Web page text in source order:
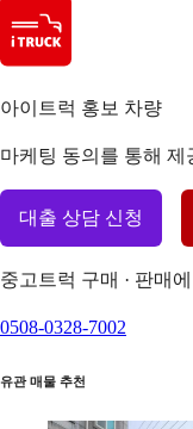
아이트럭 홍보 차량
마케팅 동의를 통해 제
대출 상담 신청
중고트럭 구매 · 판매
0508-0328-7002
유관 매물 추천